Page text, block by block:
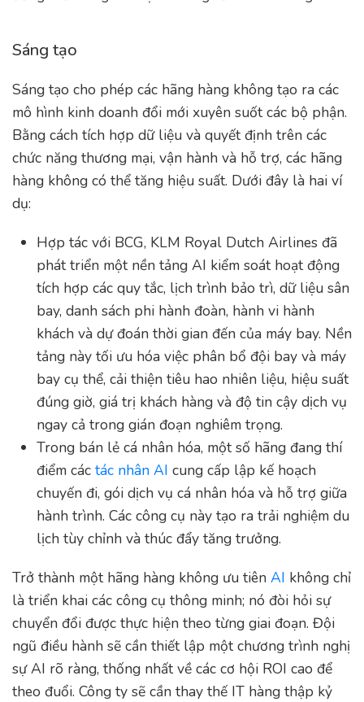
Sáng tạo
Sáng tạo cho phép các hãng hàng không tạo ra các
mô hình kinh doanh đổi mới xuyên suốt các bộ phận.
Bằng cách tích hợp dữ liệu và quyết định trên các
chức năng thương mại, vận hành và hỗ trợ, các hãng
hàng không có thể tăng hiệu suất. Dưới đây là hai ví
dụ:
Hợp tác với BCG, KLM Royal Dutch Airlines đã
phát triển một nền tảng AI kiểm soát hoạt động
tích hợp các quy tắc, lịch trình bảo trì, dữ liệu sân
bay, danh sách phi hành đoàn, hành vi hành
khách và dự đoán thời gian đến của máy bay. Nền
tảng này tối ưu hóa việc phân bổ đội bay và máy
bay cụ thể, cải thiện tiêu hao nhiên liệu, hiệu suất
đúng giờ, giá trị khách hàng và độ tin cậy dịch vụ
ngay cả trong gián đoạn nghiêm trọng.
Trong bán lẻ cá nhân hóa, một số hãng đang thí
điểm các tác nhân AI cung cấp lập kế hoạch
chuyến đi, gói dịch vụ cá nhân hóa và hỗ trợ giữa
hành trình. Các công cụ này tạo ra trải nghiệm du
lịch tùy chỉnh và thúc đẩy tăng trưởng.
Trở thành một hãng hàng không ưu tiên AI không chỉ
là triển khai các công cụ thông minh; nó đòi hỏi sự
chuyển đổi được thực hiện theo từng giai đoạn. Đội
ngũ điều hành sẽ cần thiết lập một chương trình nghị
sự AI rõ ràng, thống nhất về các cơ hội ROI cao để
theo đuổi. Công ty sẽ cần thay thế IT hàng thập kỷ